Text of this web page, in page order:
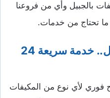
بالجبيل وأي من فروعنا
تحتاج من خدمات.
رقم فني مكيفات بالجبيل.. خدمة سريعة 24
فوري لأي نوع من المكيفات